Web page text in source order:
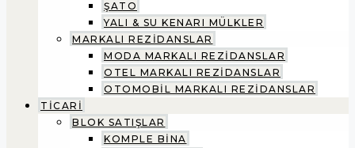
ŞATO
YALI & SU KENARI MÜLKLER
MARKALI REZİDANSLAR
MODA MARKALI REZİDANSLAR
OTEL MARKALI REZİDANSLAR
OTOMOBİL MARKALI REZİDANSLAR
TİCARİ
BLOK SATIŞLAR
KOMPLE BİNA